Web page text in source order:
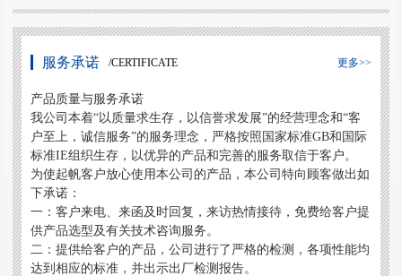
我们正不断推进企业的规模化、科技化、品牌化建设，起航扬
帆，再创辉煌。我们愿以可靠的产品质量，周到的服务和良好的
理体制和社会各界的支持、认同、向着电缆行业进军，走向世
界。
服务承诺 /CERTIFICATE 更多>>
产品质量与服务承诺
我公司本着“以质量求生存，以信誉求发展”的经营理念和“客
户至上，诚信服务”的服务理念，严格按照国家标准GB和国际
标准IE组织生存，以优异的产品和完善的服务取信于客户。
为使起帆客户放心使用本公司的产品，本公司特向顾客做出如
下承诺：
一：客户来电、来函及时回复，来访热情接待，免费给客户提
供产品选型及有关技术咨询服务。
二：提供给客户的产品，公司进行了严格的检测，各项性能均
达到相应的标准，并出示出厂检测报告。